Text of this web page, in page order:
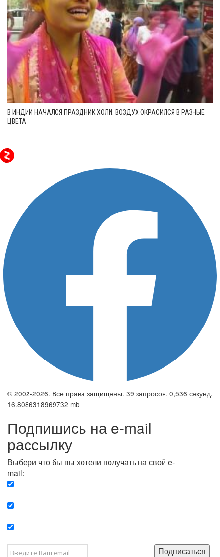
В ИНДИИ НАЧАЛСЯ ПРАЗДНИК ХОЛИ: ВОЗДУХ ОКРАСИЛСЯ В РАЗНЫЕ
ЦВЕТА
© 2002-2026. Все права защищены. 39 запросов. 0,536 секунд.
16.8086318969732 mb
Подпишись на e-mail
рассылку
Выбери что бы вы хотели получать на свой e-
mail:
Подписаться